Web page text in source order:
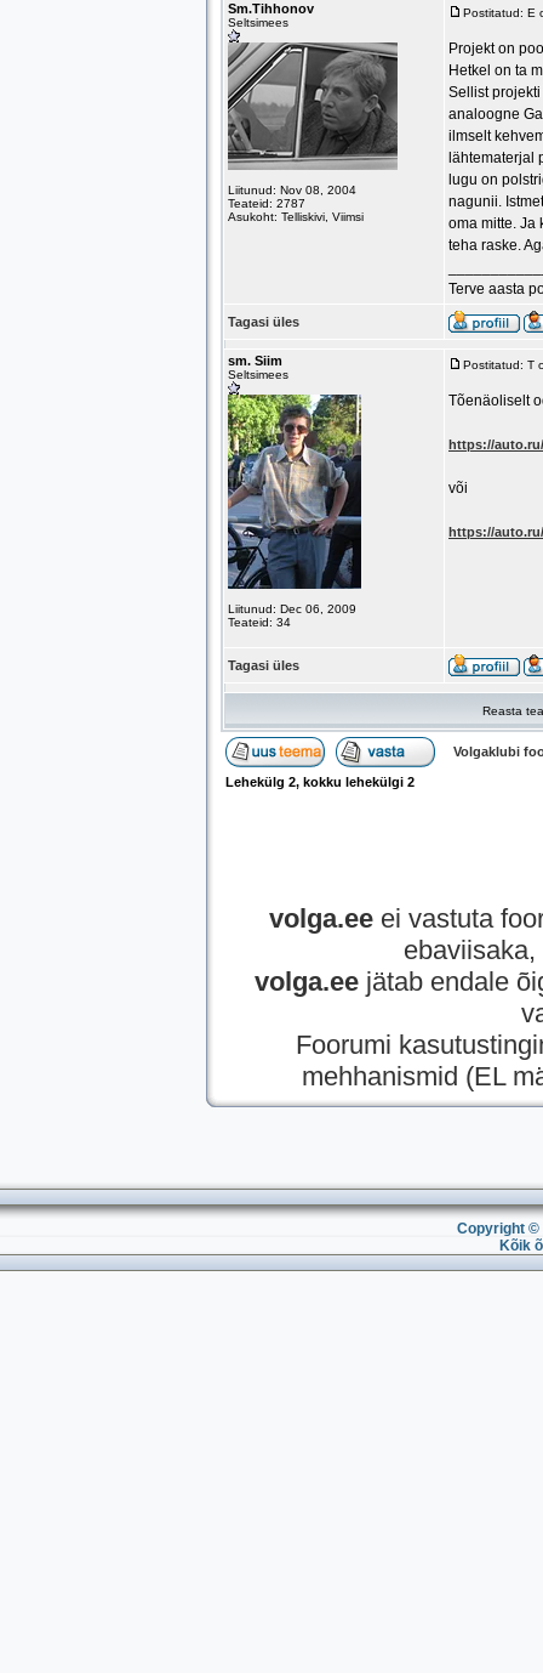
Sm.Tihhonov
Seltsimees
Liitunud: Nov 08, 2004
Teateid: 2787
Asukoht: Telliskivi, Viimsi
Postitatud: E
Projekt on
Hetkel on ta
Sellist
analoogne
ilmselt
lähtematerjal
lugu on
nagunii.
oma mitte. Ja
teha raske.
Terve aasta
Tagasi üles
sm. Siim
Seltsimees
Liitunud: Dec 06, 2009
Teateid: 34
Postitatud: T
Tõenäoliselt
https://auto.ru/
või
https://auto.ru/
Tagasi üles
Reasta
Volgaklubi
Lehekülg 2, kokku lehekülgi 2
volga.eeei vastuta
volga.ee jätab endale
Foorumi
mehhanismid (EL
Copyright ©
Kõik